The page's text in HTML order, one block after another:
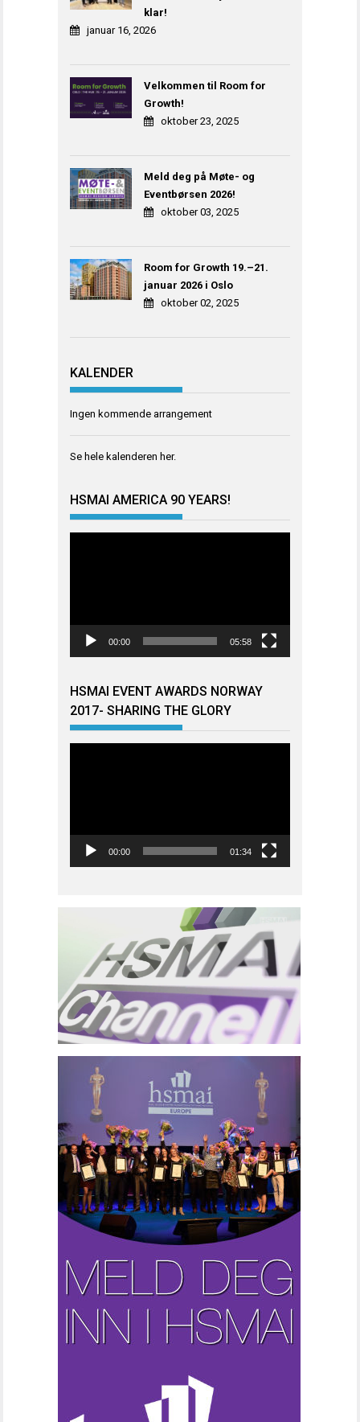
klar!
januar 16, 2026
Velkommen til Room for
Growth!
oktober 23, 2025
Meld deg på Møte- og
Eventbørsen 2026!
oktober 03, 2025
Room for Growth 19.–21.
januar 2026 i Oslo
oktober 02, 2025
KALENDER
Ingen kommende arrangement
Se hele kalenderen her.
HSMAI AMERICA 90 YEARS!
00:00 05:58
HSMAI EVENT AWARDS NORWAY
2017- SHARING THE GLORY
00:00 01:34